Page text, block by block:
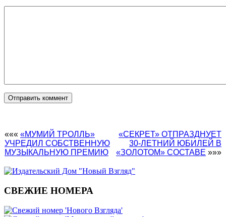
««« «МУМИЙ ТРОЛЛЬ»
УЧРЕДИЛ СОБСТВЕННУЮ
МУЗЫКАЛЬНУЮ ПРЕМИЮ
«СЕКРЕТ» ОТПРАЗДНУЕТ
30-ЛЕТНИЙ ЮБИЛЕЙ В
«ЗОЛОТОМ» СОСТАВЕ »»»
СВЕЖИЕ НОМЕРА